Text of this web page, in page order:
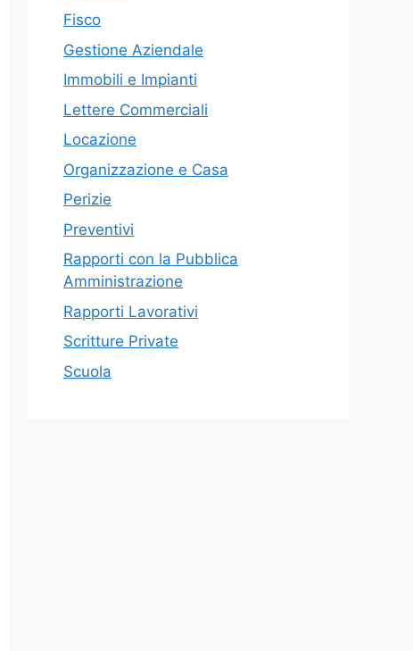
Fisco
Gestione Aziendale
Immobili e Impianti
Lettere Commerciali
Locazione
Organizzazione e Casa
Perizie
Preventivi
Rapporti con la Pubblica
Amministrazione
Rapporti Lavorativi
Scritture Private
Scuola